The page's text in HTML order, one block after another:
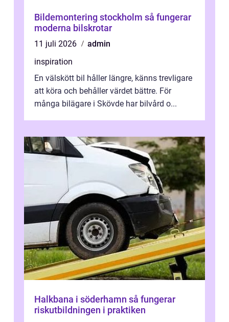
Bildemontering stockholm så fungerar
moderna bilskrotar
11 juli 2026
admin
inspiration
En välskött bil håller längre, känns trevligare
att köra och behåller värdet bättre. För
många bilägare i Skövde har bilvård o...
Halkbana i söderhamn så fungerar
riskutbildningen i praktiken